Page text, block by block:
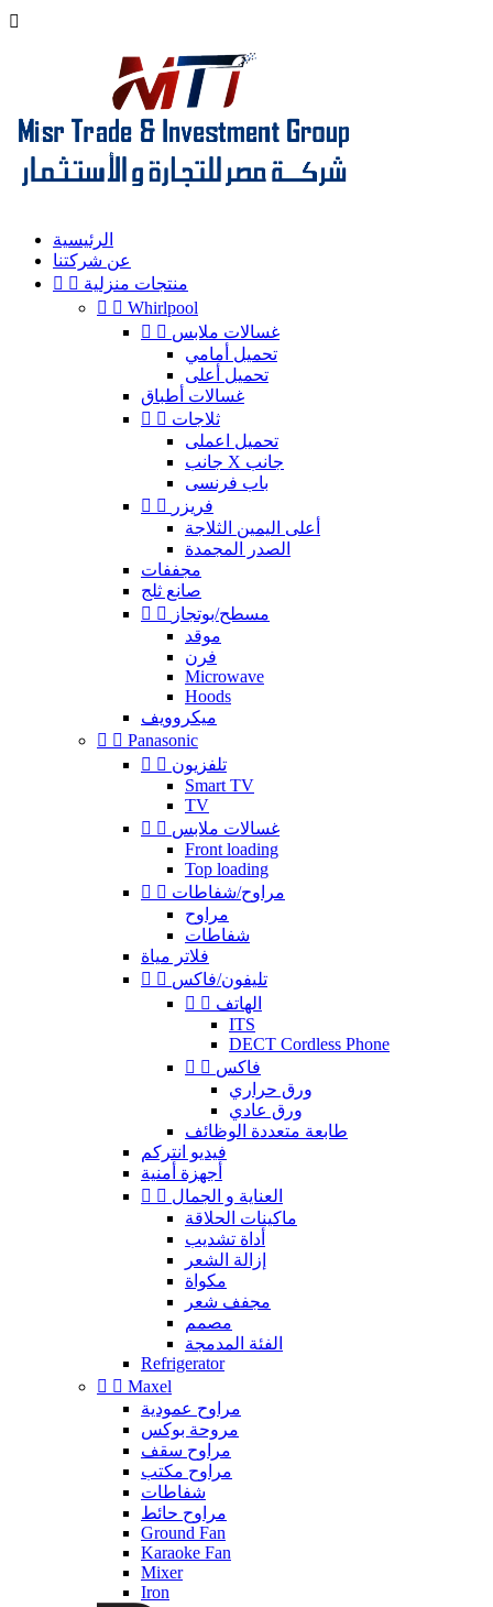

الرئيسية
عن شركتنا
  منتجات منزلية
  Whirlpool
  غسالات ملابس
تحميل أمامي
تحميل أعلى
غسالات أطباق
  ثلاجات
تحميل اعملى
جانب X جانب
باب فرنسى
 
فريزر
أعلى اليمين الثلاجة
الصدر المجمدة
مجففات
صانع ثلج
  مسطح/بوتجاز
موقد
فرن
Microwave
Hoods
ميكروويف
  Panasonic
  تلفزيون
Smart TV
TV
  غسالات ملابس
Front loading
Top loading
  مراوح/شفاطات
مراوح
شفاطات
فلاتر مياة
  تليفون/فاكس
  الهاتف
ITS
DECT Cordless Phone
  فاكس
ورق حراري
ورق عادي
طابعة متعددة الوظائف
فيديو انتركم
أجهزة أمنية
  العناية و الجمال
ماكينات الحلاقة
أداة تشديب
إزالة الشعر
مكواة
مجفف شعر
مصمم
الفئة المدمجة
Refrigerator
  Maxel
مراوح عمودية
مروحة بوكس
مراوح سقف
مراوح مكتب
شفاطات
مراوح حائط
Ground Fan
Karaoke Fan
Mixer
Iron